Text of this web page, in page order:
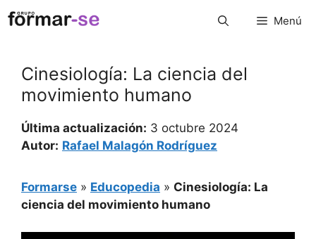
Saltar
al
Menú
Cinesiología: La ciencia del
movimiento humano
Última actualización: 3 octubre 2024
Autor: Rafael Malagón Rodríguez
Formarse » Educopedia » Cinesiología: La
ciencia del movimiento humano